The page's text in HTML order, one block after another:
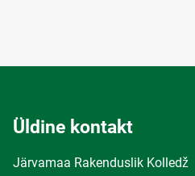
Üldine kontakt
Järvamaa Rakenduslik Kolledž